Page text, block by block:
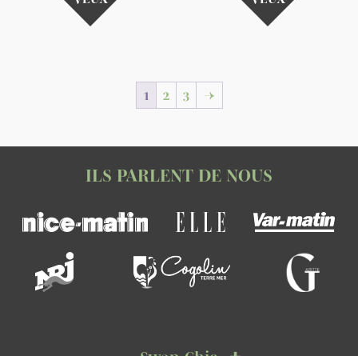
1 2 3 →
ILS PARLENT DE NOUS